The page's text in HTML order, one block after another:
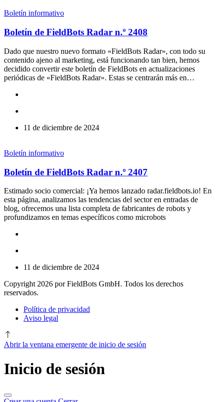
Boletín informativo
Boletín de FieldBots Radar n.º 2408
Dado que nuestro nuevo formato «FieldBots Radar», con todo su
contenido ajeno al marketing, está funcionando tan bien, hemos
decidido convertir este boletín de FieldBots en actualizaciones
periódicas de «FieldBots Radar». Estas se centrarán más en…
11 de diciembre de 2024
Boletín informativo
Boletín de FieldBots Radar n.º 2407
Estimado socio comercial: ¡Ya hemos lanzado radar.fieldbots.io! En
esta página, analizamos las tendencias del sector en entradas de
blog, ofrecemos una lista completa de fabricantes de robots y
profundizamos en temas específicos como microbots
11 de diciembre de 2024
Copyright 2026 por FieldBots GmbH. Todos los derechos
reservados.
Política de privacidad
Aviso legal
Abrir la ventana emergente de inicio de sesión
Inicio de sesión